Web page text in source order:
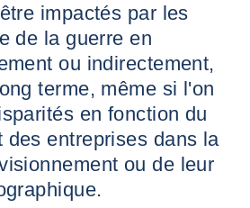
impactés par les
de la guerre en
ou indirectement,
terme, même si l'on
en fonction du
des entreprises dans la
ou de leur